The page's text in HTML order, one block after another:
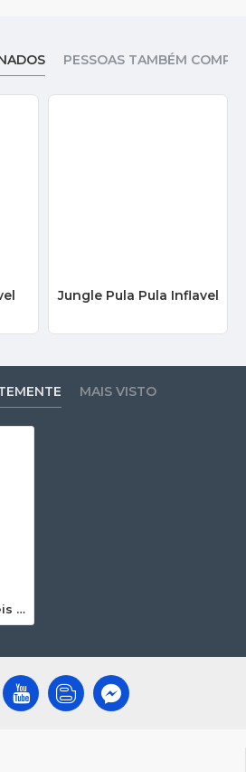
PESSOAS TAMBÉM
Jungle Pula Pula Inflavel
MAIS VISTO
5 Congelados Infláveis em 1 Combinação